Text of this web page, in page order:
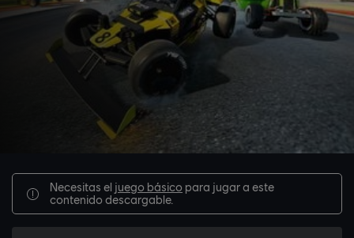
Necesitas el juego básico para jugar a este
contenido descargable.